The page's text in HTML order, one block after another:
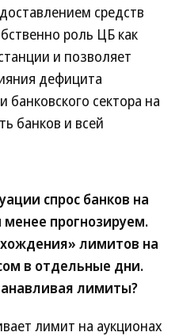
средств
роль ЦБ как
и позволяет
дефицита
банковского сектора на
банков и всей
спрос банков на
прогнозируем.
лимитов на
в отдельные дни.
лимиты?
лимит на аукционах